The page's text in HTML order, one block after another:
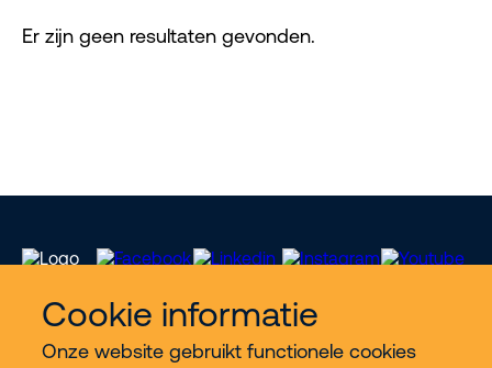
Cookie informatie
Onze website gebruikt functionele cookies
Er zijn geen resultaten gevonden.